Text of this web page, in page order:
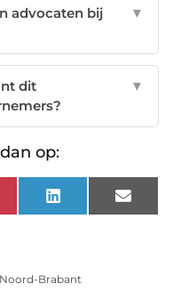
advocaten bij
▼
dit
▼
op:
LinkedIn Email
Brabant